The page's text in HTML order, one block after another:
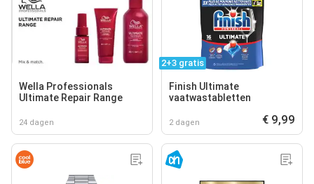
Wella Professionals
Ultimate Repair Range
24 dagen
2+3 gratis
Finish Ultimate
vaatwastabletten
2 dagen € 9,99